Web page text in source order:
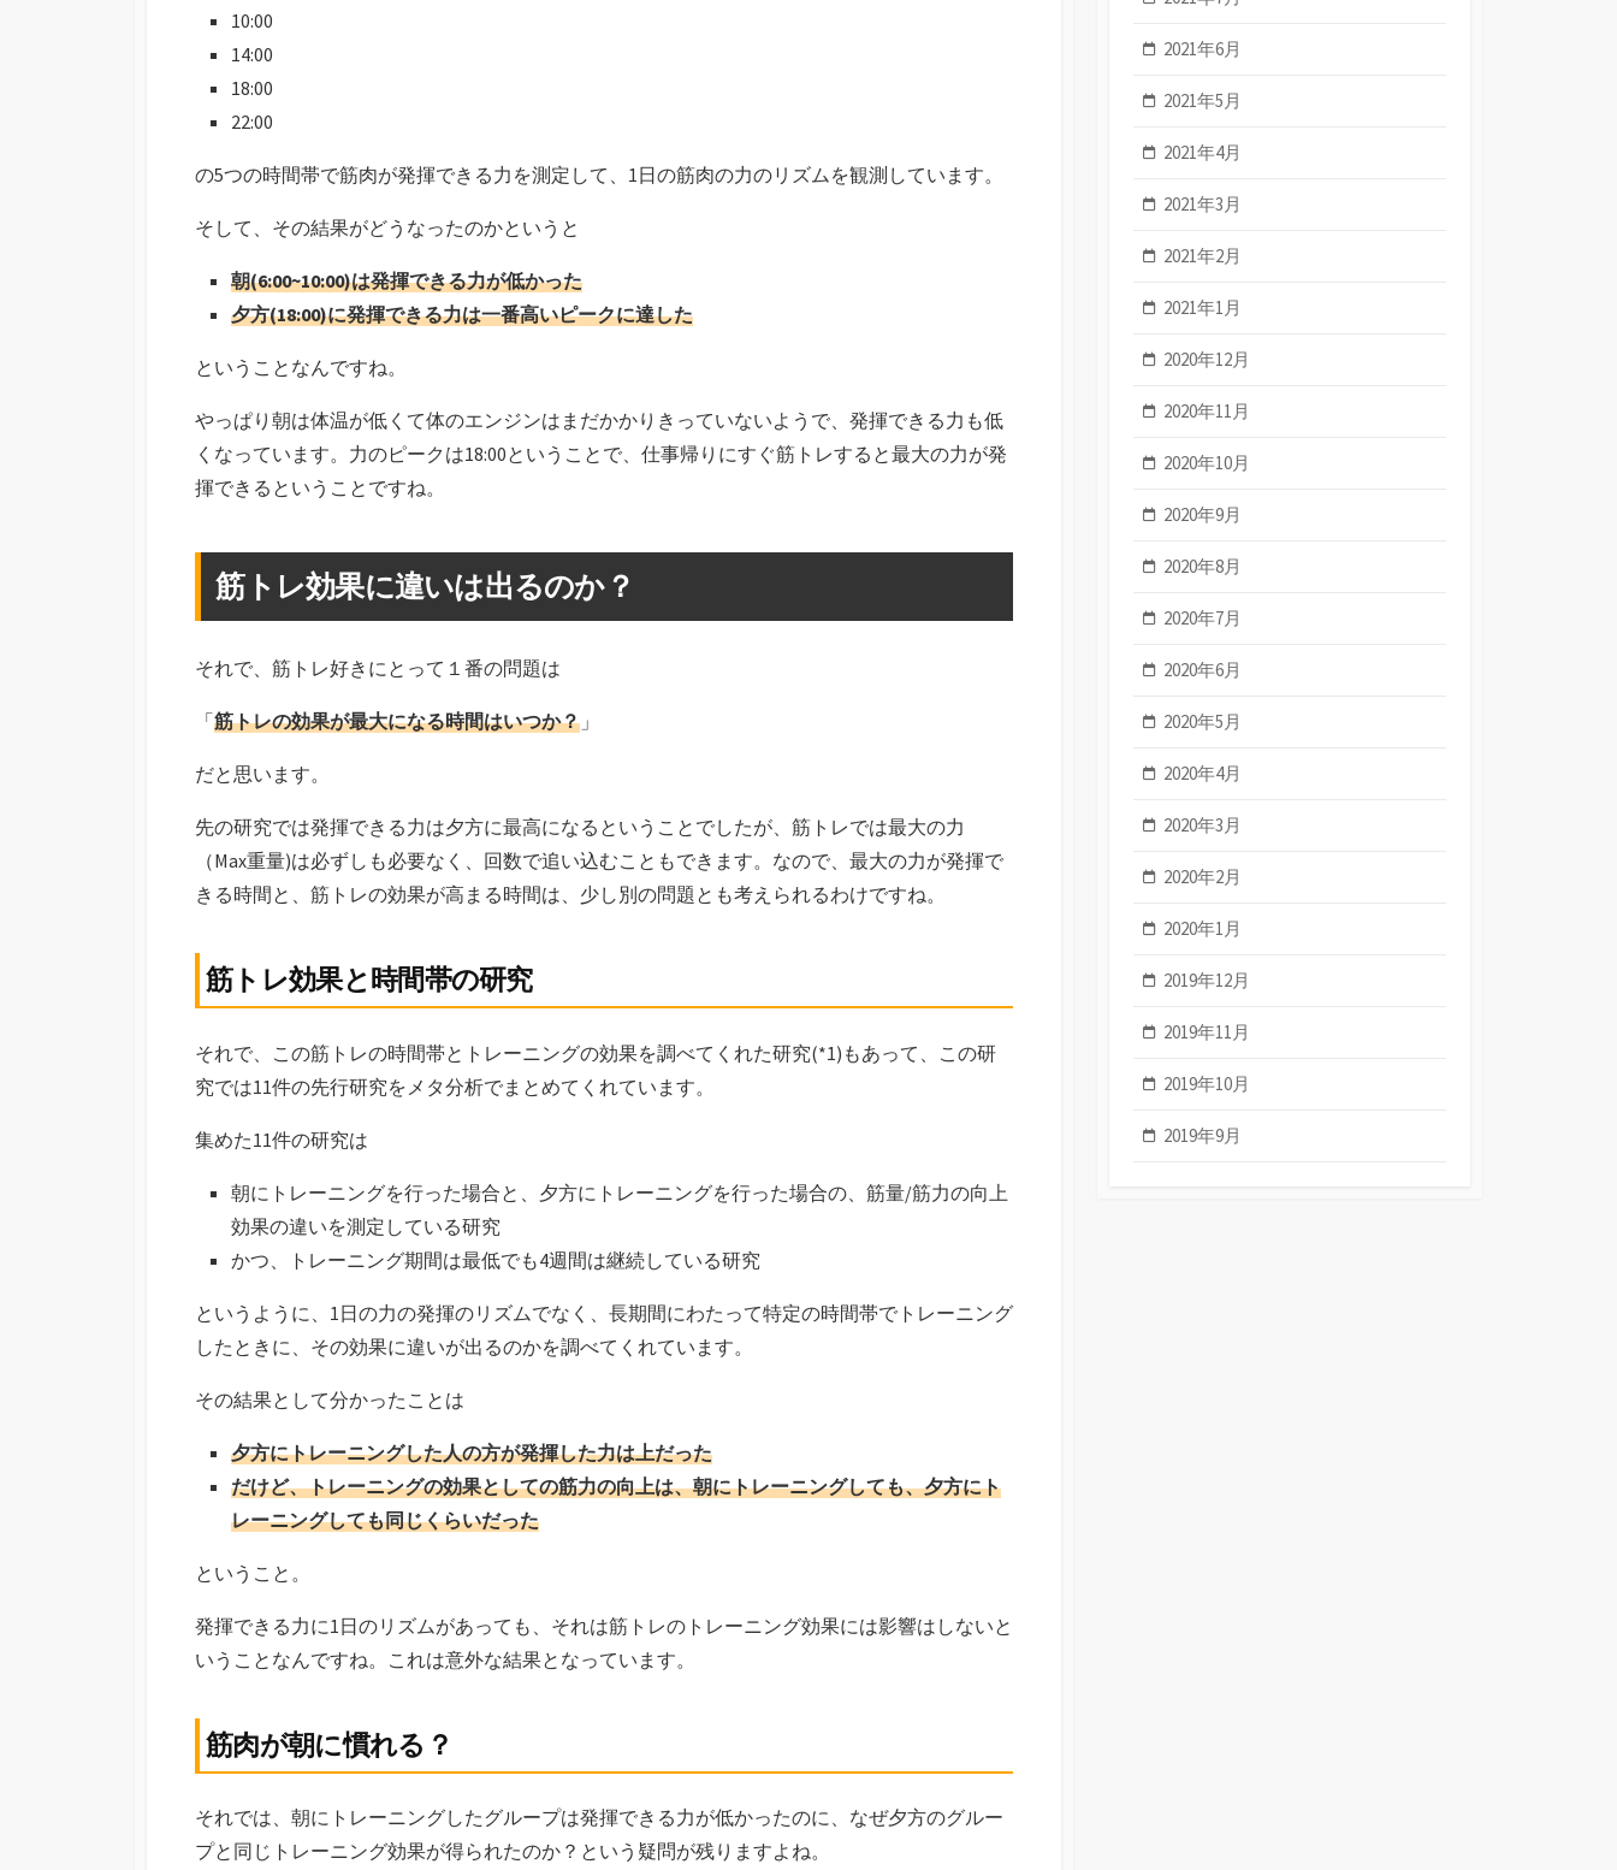
10:00
14:00
18:00
22:00
の5つの時間帯で筋肉が発揮できる力を測定して、1日の筋肉の力のリズムを観測しています。
そして、その結果がどうなったのかというと
朝(6:00~10:00)は発揮できる力が低かった
夕方(18:00)に発揮できる力は一番高いピークに達した
ということなんですね。
やっぱり朝は体温が低くて体のエンジンはまだかかりきっていないようで、発揮できる力も低
くなっています。力のピークは18:00ということで、仕事帰りにすぐ筋トレすると最大の力が発
揮できるということですね。
筋トレ効果に違いは出るのか？
それで、筋トレ好きにとって１番の問題は
「筋トレの効果が最大になる時間はいつか？ 」
だと思います。
先の研究では発揮できる力は夕方に最高になるということでしたが、筋トレでは最大の力
（Max重量)は必ずしも必要なく、回数で追い込むこともできます。なので、最大の力が発揮で
きる時間と、筋トレの効果が高まる時間は、少し別の問題とも考えられるわけですね。
筋トレ効果と時間帯の研究
それで、この筋トレの時間帯とトレーニングの効果を調べてくれた研究(*1)もあって、この研
究では11件の先行研究をメタ分析でまとめてくれています。
集めた11件の研究は
朝にトレーニングを行った場合と、夕方にトレーニングを行った場合の、筋量/筋力の向上
効果の違いを測定している研究
かつ、トレーニング期間は最低でも4週間は継続している研究
というように、1日の力の発揮のリズムでなく、長期間にわたって特定の時間帯でトレーニング
したときに、その効果に違いが出るのかを調べてくれています。
その結果として分かったことは
夕方にトレーニングした人の方が発揮した力は上だった
だけど、トレーニングの効果としての筋力の向上は、朝にトレーニングしても、夕方にト
レーニングしても同じくらいだった
ということ。
発揮できる力に1日のリズムがあっても、それは筋トレのトレーニング効果には影響はしないと
いうことなんですね。これは意外な結果となっています。
筋肉が朝に慣れる？
それでは、朝にトレーニングしたグループは発揮できる力が低かったのに、なぜ夕方のグルー
プと同じトレーニング効果が得られたのか？という疑問が残りますよね。
2021年6月
2021年5月
2021年4月
2021年3月
2021年2月
2021年1月
2020年12月
2020年11月
2020年10月
2020年9月
2020年8月
2020年7月
2020年6月
2020年5月
2020年4月
2020年3月
2020年2月
2020年1月
2019年12月
2019年11月
2019年10月
2019年9月